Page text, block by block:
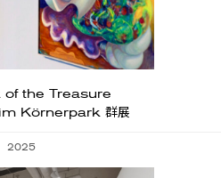
the Treasure
Körnerpark 群展
2025